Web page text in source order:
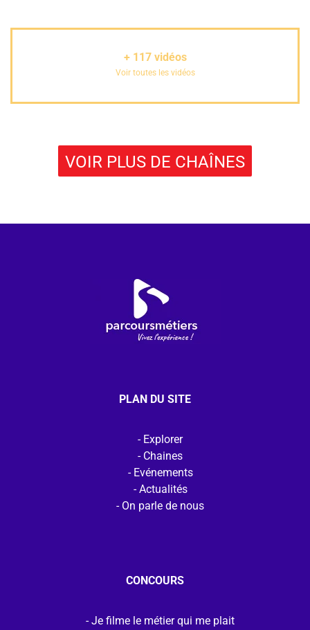
+ 117vidéos
Voir toutes les vidéos
VOIR PLUS DE CHAÎNES
PLAN DU SITE
Explorer
Chaines
Evénements
Actualités
On parle de nous
CONCOURS
Je filme le métier qui me plait